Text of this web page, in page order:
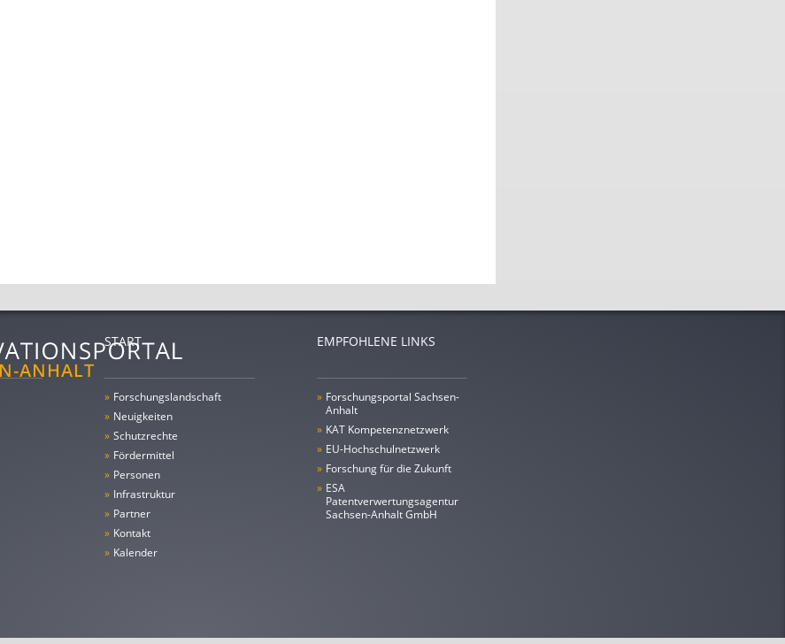
START
» Forschungs­landschaft
» Neuigkeiten
» Schutzrechte
» Fördermittel
» Personen
» Infrastruktur
» Partner
» Kontakt
» Kalender
EMPFOHLENE LINKS
» Forschungsportal Sachsen-
Anhalt
» KAT Kompetenznetzwerk
» EU-Hochschulnetzwerk
» Forschung für die Zukunft
» ESA
Patentverwertungsagentur
Sachsen-Anhalt GmbH